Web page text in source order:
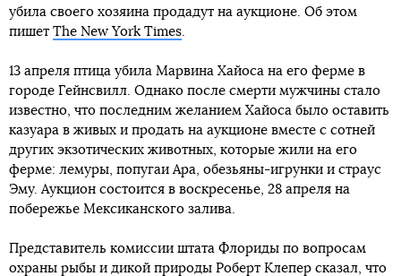
убила своего хозяина продадут на аукционе. Об этом
пишет The New York Times
13 апреля птица убила Марвина Хайоса на его ферме в
городе Гейнсвилл. Однако после смерти мужчины стало
известно, что последним желанием Хайоса было оставить
казуара в живых и продать на аукционе вместе с сотней
других экзотических животных, которые жили на его
ферме: лемуры, попугаи Ара, обезьяны-игрунки и страус
Эму. Аукцион состоится в воскресенье, 28 апреля на
побережье Мексиканского залива.
Представитель комиссии штата Флориды по вопросам
охраны рыбы и дикой природы Роберт Клепер сказал, что